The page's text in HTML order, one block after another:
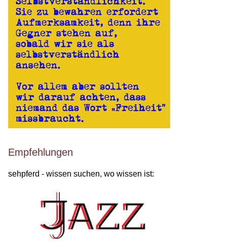
Empfehlungen
sehpferd - wissen suchen, wo wissen ist: